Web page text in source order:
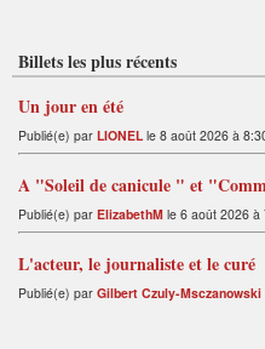
Billets les plus récents
Un jour en été
Publié(e) par LIONEL le 8 août 2026 à
A "Soleil de canicule " et
Publié(e) par ElizabethM le 6 août 2026 à
L'acteur, le journaliste et le curé
Publié(e) par Gilbert Czuly-Msczanowski